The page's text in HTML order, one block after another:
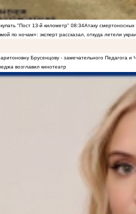
"Пост 13-й километр" 08:34Атаку
по ночам»: эксперт рассказал, откуда летели
Брусенцову - замечательного Педагога и
возглавил кинотеатр